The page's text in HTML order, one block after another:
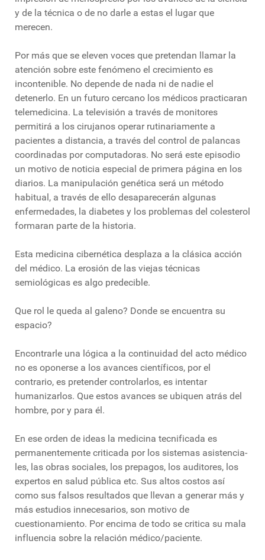
y de la técnica o de no darle a estas el lugar que
merecen.
Por más que se eleven voces que pretendan llamar la
atención sobre este fenómeno el crecimiento es
incontenible. No depende de nada ni de nadie el
detenerlo. En un futuro cercano los médicos practicaran
telemedicina. La televisión a través de monitores
permitirá a los cirujanos operar rutinariamente a
pacientes a distancia, a través del control de palancas
coordinadas por computadoras. No será este episodio
un motivo de noticia especial de primera página en los
diarios. La manipulación genética será un método
habitual, a través de ello desaparecerán algunas
enfermedades, la diabetes y los problemas del colesterol
formaran parte de la historia.
Esta medicina cibernética desplaza a la clásica acción
del médico. La erosión de las viejas técnicas
semiológicas es algo predecible.
Que rol le queda al galeno? Donde se encuentra su
espacio?
Encontrarle una lógica a la continuidad del acto médico
no es oponerse a los avances científicos, por el
contrario, es pretender controlarlos, es intentar
humanizarlos. Que estos avances se ubiquen atrás del
hombre, por y para él.
En ese orden de ideas la medicina tecnificada es
permanentemente criticada por los sistemas asistencia-
les, las obras sociales, los prepagos, los auditores, los
expertos en salud pública etc. Sus altos costos así
como sus falsos resultados que llevan a generar más y
más estudios innecesarios, son motivo de
cuestionamiento. Por encima de todo se critica su mala
influencia sobre la relación médico/paciente.